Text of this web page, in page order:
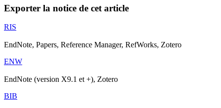
Exporter la notice de cet article
RIS
EndNote, Papers, Reference Manager, RefWorks, Zotero
ENW
EndNote (version X9.1 et +), Zotero
BIB